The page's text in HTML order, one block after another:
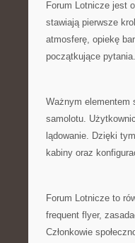
Forum Lotnicze jest
stawiają pierwsze
atmosferę, opiekę
początkujące pytania.
Ważnym elementem
samolotu.
lądowanie. Dzięki
kabiny oraz
Forum Lotnicze to
frequent flyer,
Członkowie